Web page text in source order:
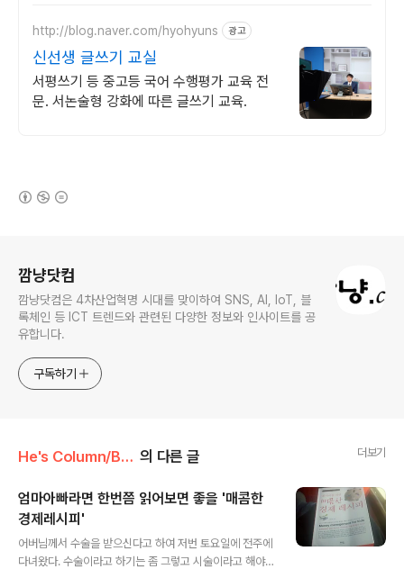
http://blog.naver.com/hyohyuns 광고
신선생 글쓰기 교실
서평쓰기 등 중고등 국어 수행평가 교육 전
문. 서논술형 강화에 따른 글쓰기 교육.
깜냥닷컴
깜냥닷컴은 4차산업혁명 시대를 맞이하여 SNS, AI, IoT, 블
록체인 등 ICT 트렌드와 관련된 다양한 정보와 인사이트를 공
유합니다.
구독하기
He's Column/Book review 의 다른 글 더보기
엄마아빠라면 한번쯤 읽어보면 좋을 '매콤한
경제레시피'
어버님께서 수술을 받으신다고 하여 저번 토요일에 전주에
다녀왔다. 수술이라고 하기는 좀 그렇고 시술이라고 해야